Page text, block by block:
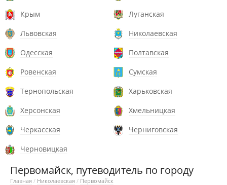
Крым
Луганская
Львовская
Николаевская
Одесская
Полтавская
Ровенская
Сумская
Тернопольская
Харьковская
Херсонская
Хмельницкая
Черкасская
Черниговская
Черновицкая
Первомайск, путеводитель по городу
Главная / Николаевская / Первомайск